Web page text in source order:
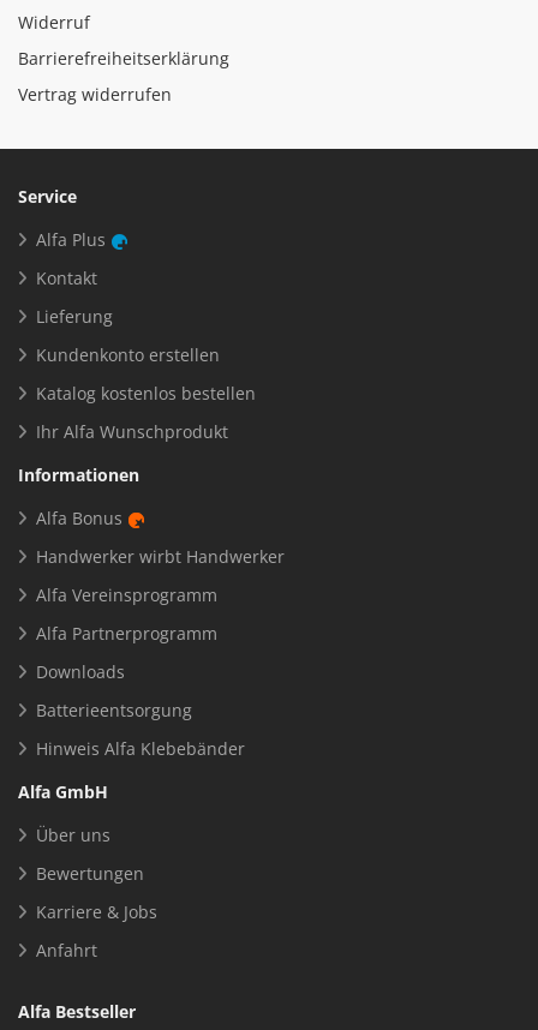
Widerruf
Barrierefreiheitserklärung
Vertrag widerrufen
Service
Alfa Plus
Kontakt
Lieferung
Kundenkonto erstellen
Katalog kostenlos bestellen
Ihr Alfa Wunschprodukt
Informationen
Alfa Bonus
Handwerker wirbt Handwerker
Alfa Vereinsprogramm
Alfa Partnerprogramm
Downloads
Batterieentsorgung
Hinweis Alfa Klebebänder
Alfa GmbH
Über uns
Bewertungen
Karriere & Jobs
Anfahrt
Alfa Bestseller